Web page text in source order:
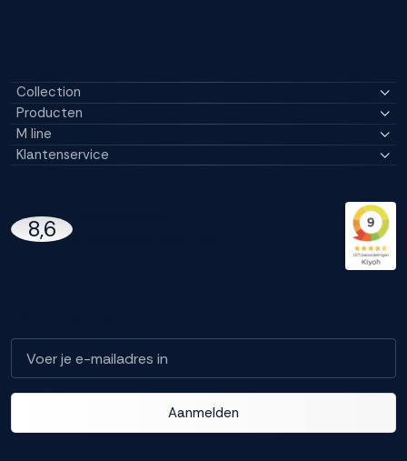
Collection
Producten
M line
Klantenservice
8,6
Aanmelden